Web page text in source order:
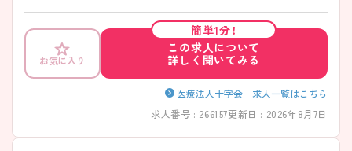
たしますので、お問い合わせください
お気に入り
簡単1分！
この求人について
詳しく聞いてみる
医療法人十字会 求人一覧はこちら
求人番号 : 266157更新日 : 2026年8月7日